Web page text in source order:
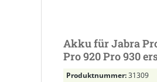
Akku für Jabra
Pro 920 Pro 930
AHB52229PS
Produktnummer:31309